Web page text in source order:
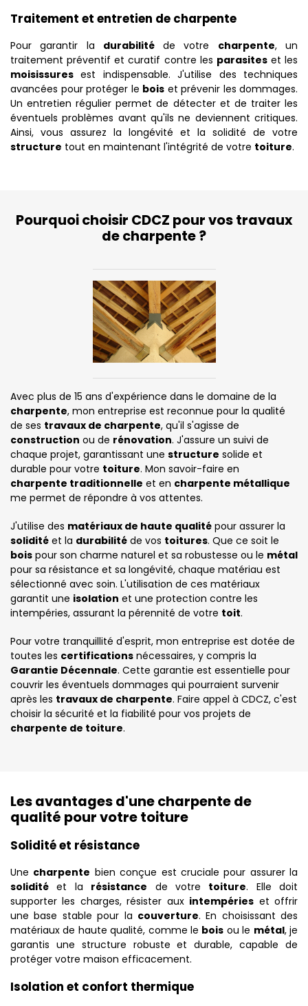
Traitement et entretien de charpente
Pour garantir la durabilitéde votre charpente, un
traitement préventif et curatif contre les parasiteset les
moisissures est indispensable. J'utilise des techniques
avancées pour protéger le bois et prévenir les dommages.
Un entretien régulier permet de détecter et de traiter les
éventuels problèmes avant qu'ils ne deviennent critiques.
Ainsi, vous assurez la longévité et la solidité de votre
structure tout en maintenant l'intégrité de votre toiture.
Pourquoi choisir CDCZ pour vos travaux
de charpente ?
Avec plus de 15 ans d'expérience dans le domaine de la
charpente, mon entreprise est reconnue pour la qualité
de ses travaux de charpente, qu'il s'agisse de
construction ou de rénovation. J'assure un suivi de
chaque projet, garantissant une structure solide et
durable pour votre toiture. Mon savoir-faire en
charpente traditionnelle et en charpente métallique
me permet de répondre à vos attentes.
J'utilise des matériaux de haute qualité pour assurer la
solidité et la durabilité de vos toitures. Que ce soit le
bois pour son charme naturel et sa robustesse ou le métal
pour sa résistance et sa longévité, chaque matériau est
sélectionné avec soin. L'utilisation de ces matériaux
garantit une isolation et une protection contre les
intempéries, assurant la pérennité de votre toit.
Pour votre tranquillité d'esprit, mon entreprise est dotée de
toutes les certifications nécessaires, y compris la
Garantie Décennale. Cette garantie est essentielle pour
couvrir les éventuels dommages qui pourraient survenir
après les travaux de charpente. Faire appel à CDCZ, c'est
choisir la sécurité et la fiabilité pour vos projets de
charpente de toiture.
Les avantages d'une charpente de
qualité pour votre toiture
Solidité et résistance
Une charpente bien conçue est cruciale pour assurer la
solidité et la résistance de votre toiture. Elle doit
supporter les charges, résister aux intempéries et offrir
une base stable pour la couverture. En choisissant des
matériaux de haute qualité, comme le bois ou le métal, je
garantis une structure robuste et durable, capable de
protéger votre maison efficacement.
Isolation et confort thermique